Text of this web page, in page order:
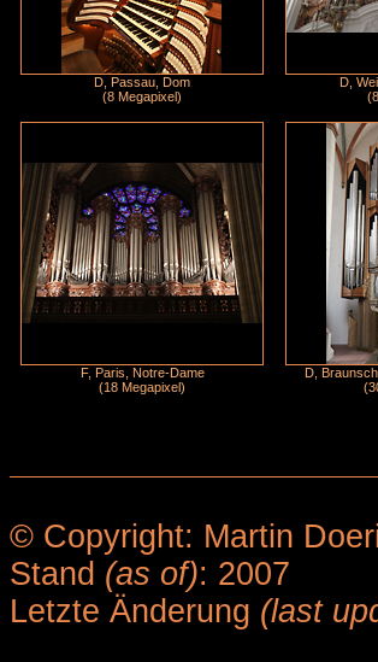
D, Passau, Dom
(8 Megapixel)
D,
F, Paris, Notre-Dame
(18 Megapixel)
D,
© Copyright: Martin
Stand (as of): 2007
Letzte Änderung (last